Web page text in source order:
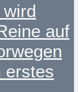
auf
erstes